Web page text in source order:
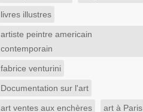
livres illustres
artiste peintre americain
contemporain
fabrice venturini
Documentation sur l'art
art ventes aux enchères art à Paris